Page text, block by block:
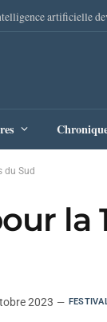
du Sud
la
2023